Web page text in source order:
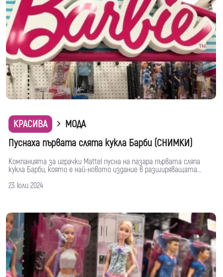
КРАСИВА
МОДА
Пуснаха първата слята кукла Барби (СНИМКИ)
Компанията за играчки Mattel пусна на пазара първата сляпа
кукла Барби, която е най-новото издание в разширяващата...
23 юли 2024